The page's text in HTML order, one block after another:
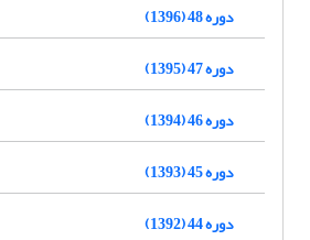
دوره 48 (1396)
دوره 47 (1395)
دوره 46 (1394)
دوره 45 (1393)
دوره 44 (1392)